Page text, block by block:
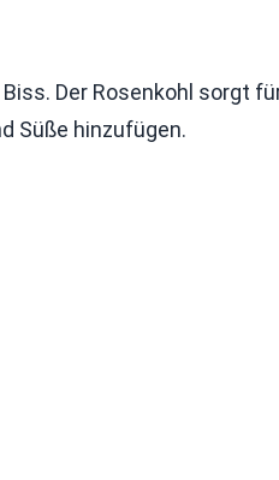
Der Rosenkohl sorgt
Süße hinzufügen.